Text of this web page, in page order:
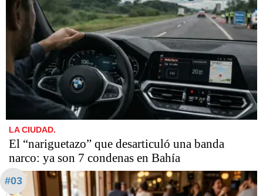
LA CIUDAD.
​​​​​El “nariguetazo” que desarticuló una banda
narco: ya son 7 condenas en Bahía
#03